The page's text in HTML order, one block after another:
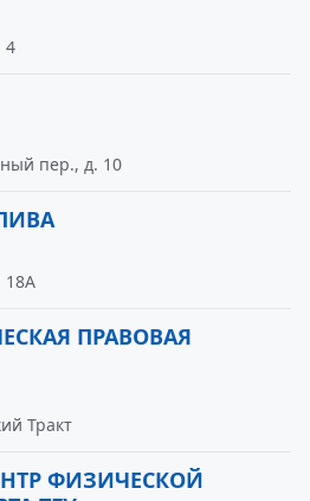
4
пер., д. 10
18А
ПРАВОВАЯ
Тракт
ФИЗИЧЕСКОЙ